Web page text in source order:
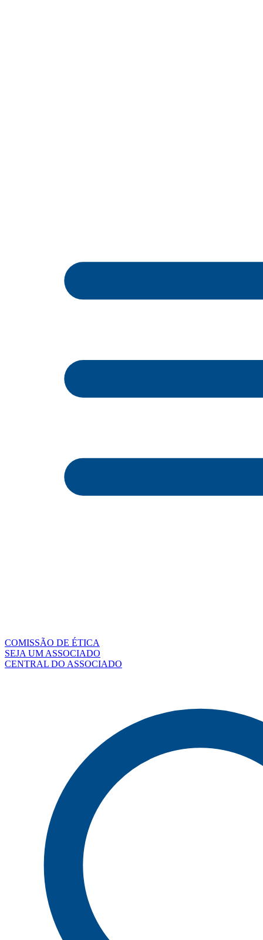
COMISSÃO DE ÉTICA
SEJA UM ASSOCIADO
CENTRAL DO ASSOCIADO